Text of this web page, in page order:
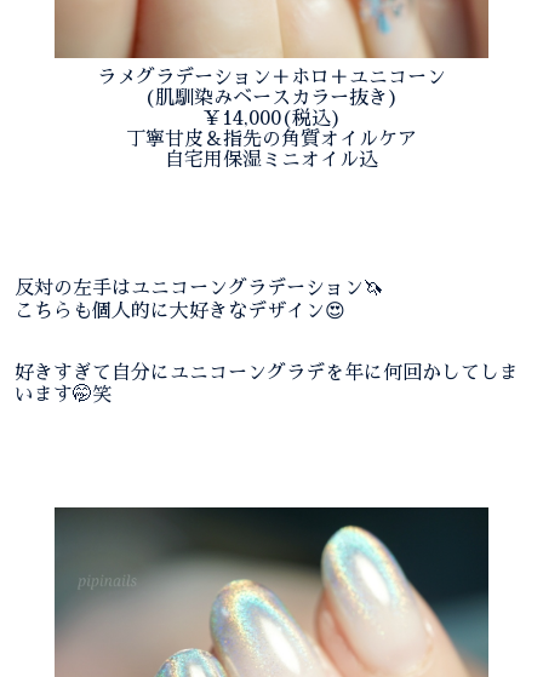
ラメグラデーション＋ホロ＋ユニコーン
(肌馴染みベースカラー抜き)
￥14,000(税込)
丁寧甘皮＆指先の角質オイルケア
自宅用保湿ミニオイル込
反対の左手はユニコーングラデーション🦄
こちらも個人的に大好きなデザイン😍
好きすぎて自分にユニコーングラデを年に何回かしてしま
います🤭笑